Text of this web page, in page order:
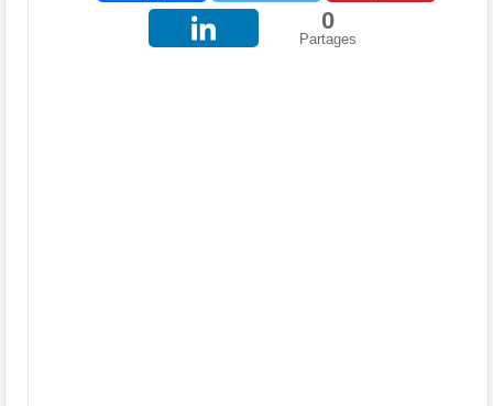
0
Partages